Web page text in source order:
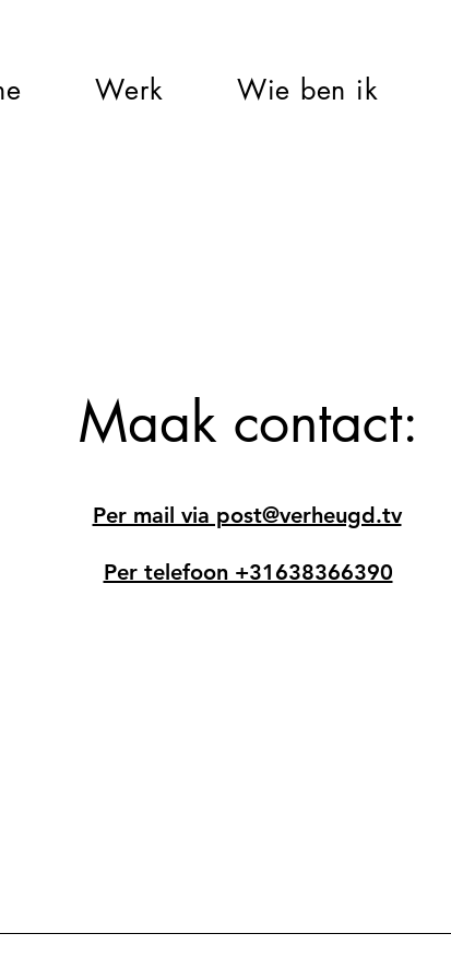
Werk Wie ben ik
Maak contact:
Per mail via post@verheugd.tv
Per telefoon +31638366390